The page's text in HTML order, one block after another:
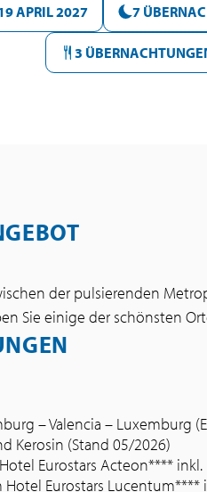
APRIL 2027 7
3
der pulsierenden
Sie einige der schönsten
– Valencia – Luxemburg
Kerosin (Stand 05/2026)
Eurostars Acteon**** inkl.
Eurostars Lucentum****